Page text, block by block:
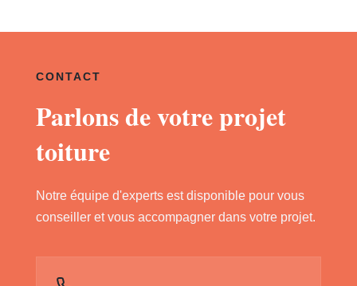
CONTACT
Parlons de votre projet
toiture
Notre équipe d'experts est disponible pour vous
conseiller et vous accompagner dans votre projet.